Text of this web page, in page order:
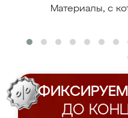
Материалы, с
ДО